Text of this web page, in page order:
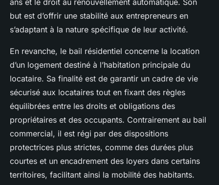
ans et le droit au renouvellement automatique. Son
but est d’offrir une stabilité aux entrepreneurs en
s’adaptant à la nature spécifique de leur activité.
En revanche, le bail résidentiel concerne la location
d’un logement destiné à l’habitation principale du
locataire. Sa finalité est de garantir un cadre de vie
sécurisé aux locataires tout en fixant des règles
équilibrées entre les droits et obligations des
propriétaires et des occupants. Contrairement au bail
commercial, il est régi par des dispositions
protectrices plus strictes, comme des durées plus
courtes et un encadrement des loyers dans certains
territoires, facilitant ainsi la mobilité des habitants.